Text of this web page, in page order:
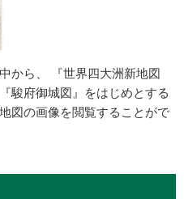
から、 『世界四大洲新地図
駿府御城図』をはじめとする
図の画像を閲覧することがで